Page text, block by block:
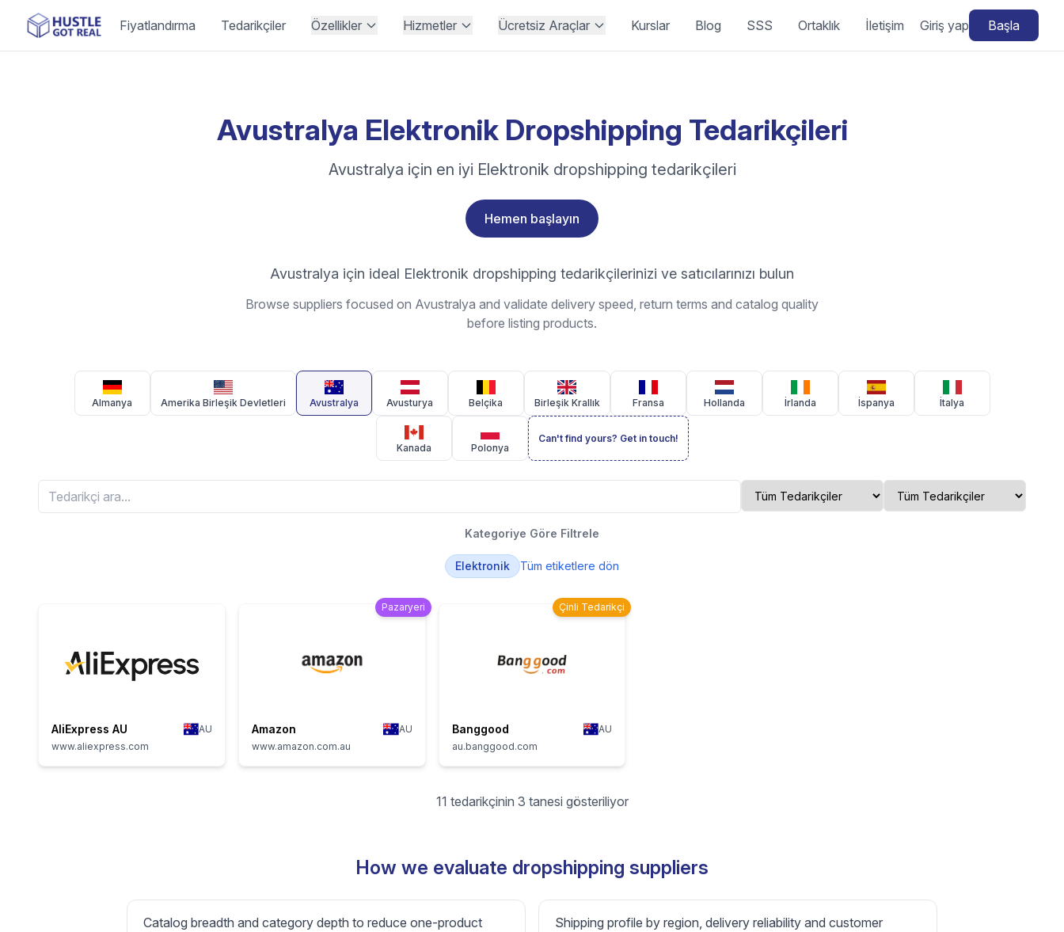
Fiyatlandırma Tedarikçiler Özellikler Hizmetler Ücretsiz Araçlar Kurslar Blog SSS Ortaklık İletişim Giriş yap Başla
Avustralya Elektronik Dropshipping Tedarikçileri
Avustralya için en iyi Elektronik dropshipping tedarikçileri
Hemen başlayın
Avustralya için ideal Elektronik dropshipping tedarikçilerinizi ve satıcılarınızı bulun
Browse suppliers focused on Avustralya and validate delivery speed, return terms and catalog quality
before listing products.
Almanya Amerika Birleşik Devletleri Avustralya Avusturya Belçika Birleşik Krallık Fransa Hollanda İrlanda İspanya İtalya
Kanada Polonya
Can't find yours? Get in touch!
Kategoriye Göre Filtrele
Elektronik Tüm etiketlere dön
AliExpress AU
AU
www.aliexpress.com
Pazaryeri
Amazon
AU
www.amazon.com.au
Çinli Tedarikçi
Banggood
AU
au.banggood.com
11 tedarikçinin 3 tanesi gösteriliyor
How we evaluate dropshipping suppliers
Catalog breadth and category depth to reduce one-product
Shipping profile by region, delivery reliability and customer